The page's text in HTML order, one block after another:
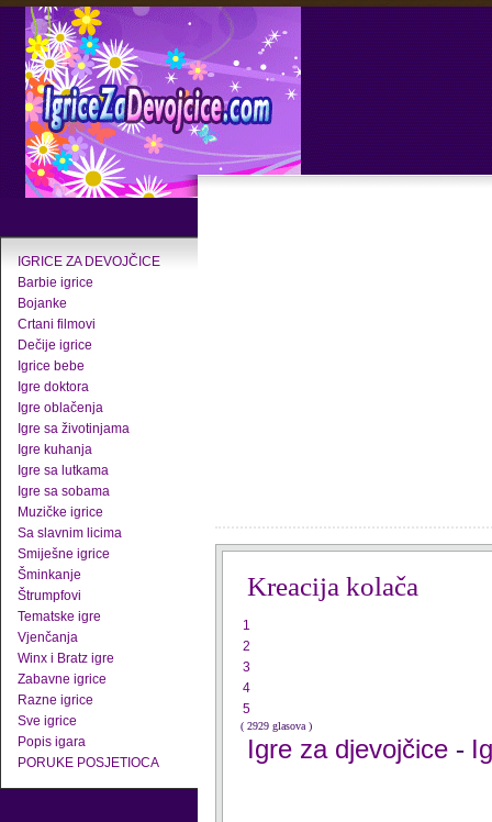
IGRICE ZA DEVOJČICE
Barbie igrice
Bojanke
Crtani filmovi
Dečije igrice
Igrice bebe
Igre doktora
Igre oblačenja
Igre sa životinjama
Igre kuhanja
Igre sa lutkama
Igre sa sobama
Muzičke igrice
Sa slavnim licima
Smiješne igrice
Šminkanje
Štrumpfovi
Tematske igre
Vjenčanja
Winx i Bratz igre
Zabavne igrice
Razne igrice
Sve igrice
Popis igara
PORUKE POSJETIOCA
Kreacija kolača
1
2
3
4
5
( 2929 glasova )
Igre za djevojčice -